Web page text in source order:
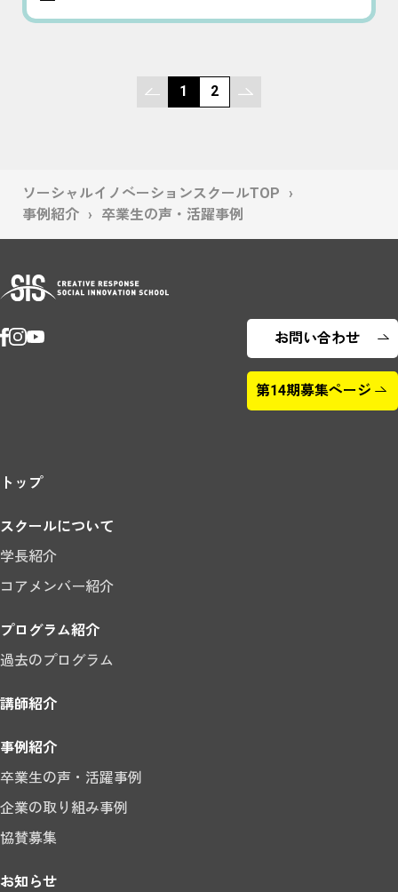
1 2
ソーシャルイノベーションスクールTOP
事例紹介
卒業生の声・活躍事例
お問い合わせ
第14期募集ページ
トップ
スクールについて
学長紹介
コアメンバー紹介
プログラム紹介
過去のプログラム
講師紹介
事例紹介
卒業生の声・活躍事例
企業の取り組み事例
協賛募集
お知らせ